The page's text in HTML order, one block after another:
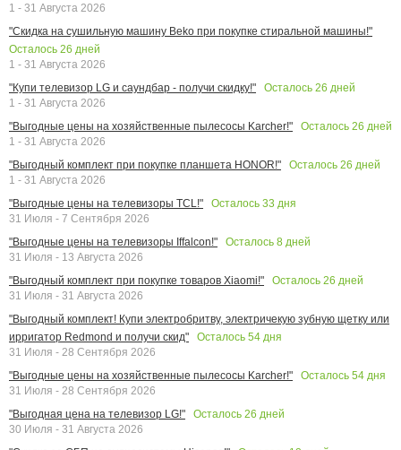
1 - 31 Августа 2026
"Скидка на сушильную машину Beko при покупке стиральной машины!"
Осталось 26 дней
1 - 31 Августа 2026
"Купи телевизор LG и саундбар - получи скидку!"
Осталось 26 дней
1 - 31 Августа 2026
"Выгодные цены на хозяйственные пылесосы Karcher!"
Осталось 26 дней
1 - 31 Августа 2026
"Выгодный комплект при покупке планшета HONOR!"
Осталось 26 дней
1 - 31 Августа 2026
"Выгодные цены на телевизоры TCL!"
Осталось 33 дня
31 Июля - 7 Сентября 2026
"Выгодные цены на телевизоры Iffalcon!"
Осталось 8 дней
31 Июля - 13 Августа 2026
"Выгодный комплект при покупке товаров Xiaomi!"
Осталось 26 дней
31 Июля - 31 Августа 2026
"Выгодный комплект! Купи электробритву, электричекую зубную щетку или
ирригатор Redmond и получи скид"
Осталось 54 дня
31 Июля - 28 Сентября 2026
"Выгодные цены на хозяйственные пылесосы Karcher!"
Осталось 54 дня
31 Июля - 28 Сентября 2026
"Выгодная цена на телевизор LG!"
Осталось 26 дней
30 Июля - 31 Августа 2026